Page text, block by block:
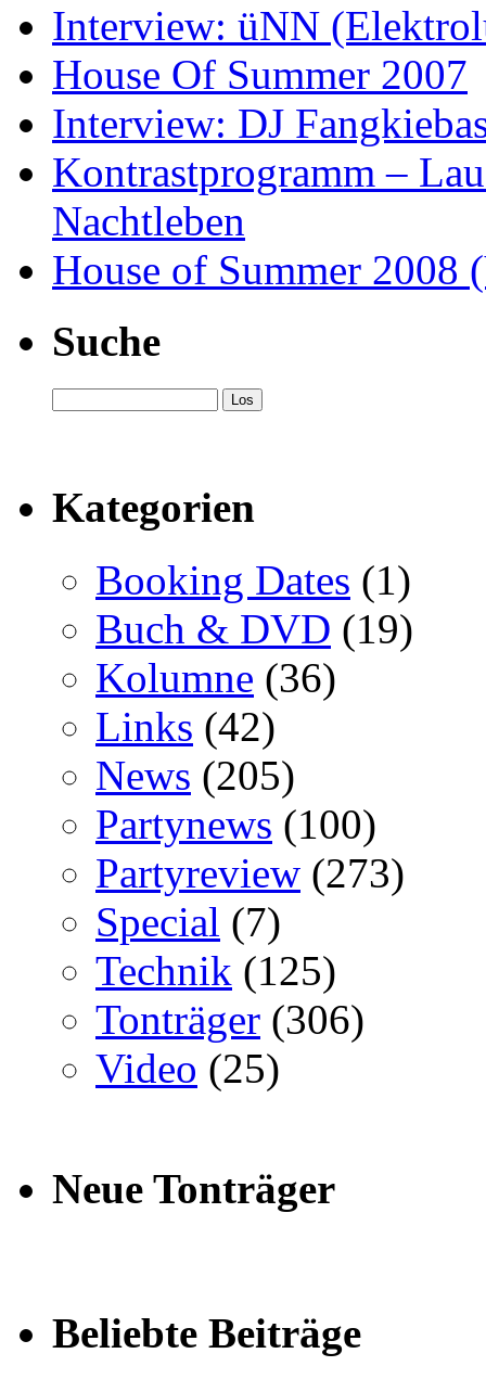
Interview: üNN
House Of Summer 2007
Interview: DJ
Kontrastprogramm –
Nachtleben
House of Summer 2008
Suche
Kategorien
Booking Dates (1)
Buch & DVD (19)
Kolumne (36)
Links (42)
News (205)
Partynews (100)
Partyreview (273)
Special (7)
Technik (125)
Tonträger (306)
Video (25)
Neue Tonträger
Beliebte Beiträge